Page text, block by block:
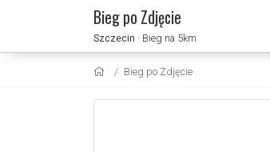
Bieg po Zdjęcie
Szczecin · Bieg na 5km
Bieg po Zdjęcie